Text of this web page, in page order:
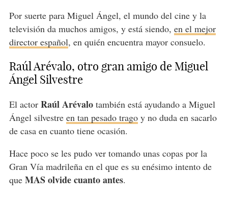
Por suerte para Miguel Ángel, el mundo del cine y la
televisión da muchos amigos, y está siendo, en el mejor
director español, en quién encuentra mayor consuelo.
Raúl Arévalo, otro gran amigo de Miguel
Ángel Silvestre
El actor Raúl Arévalotambién está ayudando a Miguel
Ángel silvestre en tan pesado tragoy no duda en sacarlo
de casa en cuanto tiene ocasión.
Hace poco se les pudo ver tomando unas copas por la
Gran Vía madrileña en el que es su enésimo intento de
que MAS olvide cuanto antes.